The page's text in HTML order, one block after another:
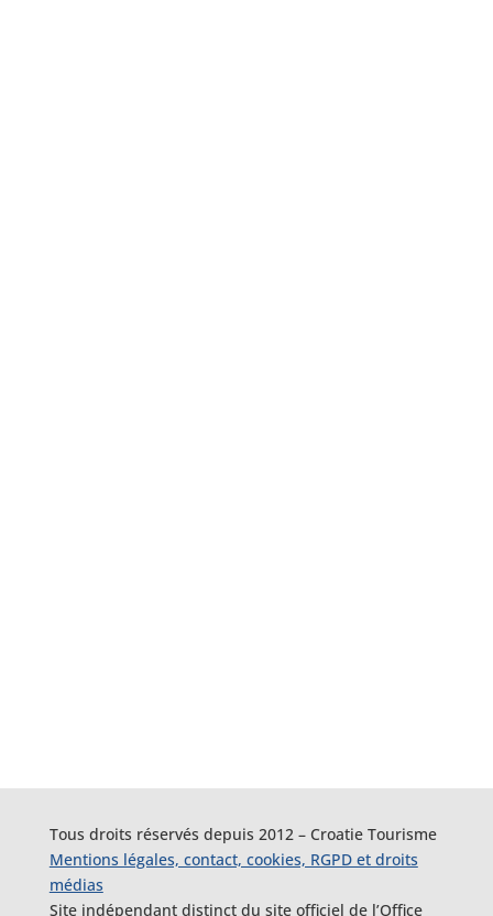
Tous droits réservés depuis 2012 – Croatie Tourisme
Mentions légales, contact, cookies, RGPD et droits
médias
Site indépendant distinct du site officiel de l’Office